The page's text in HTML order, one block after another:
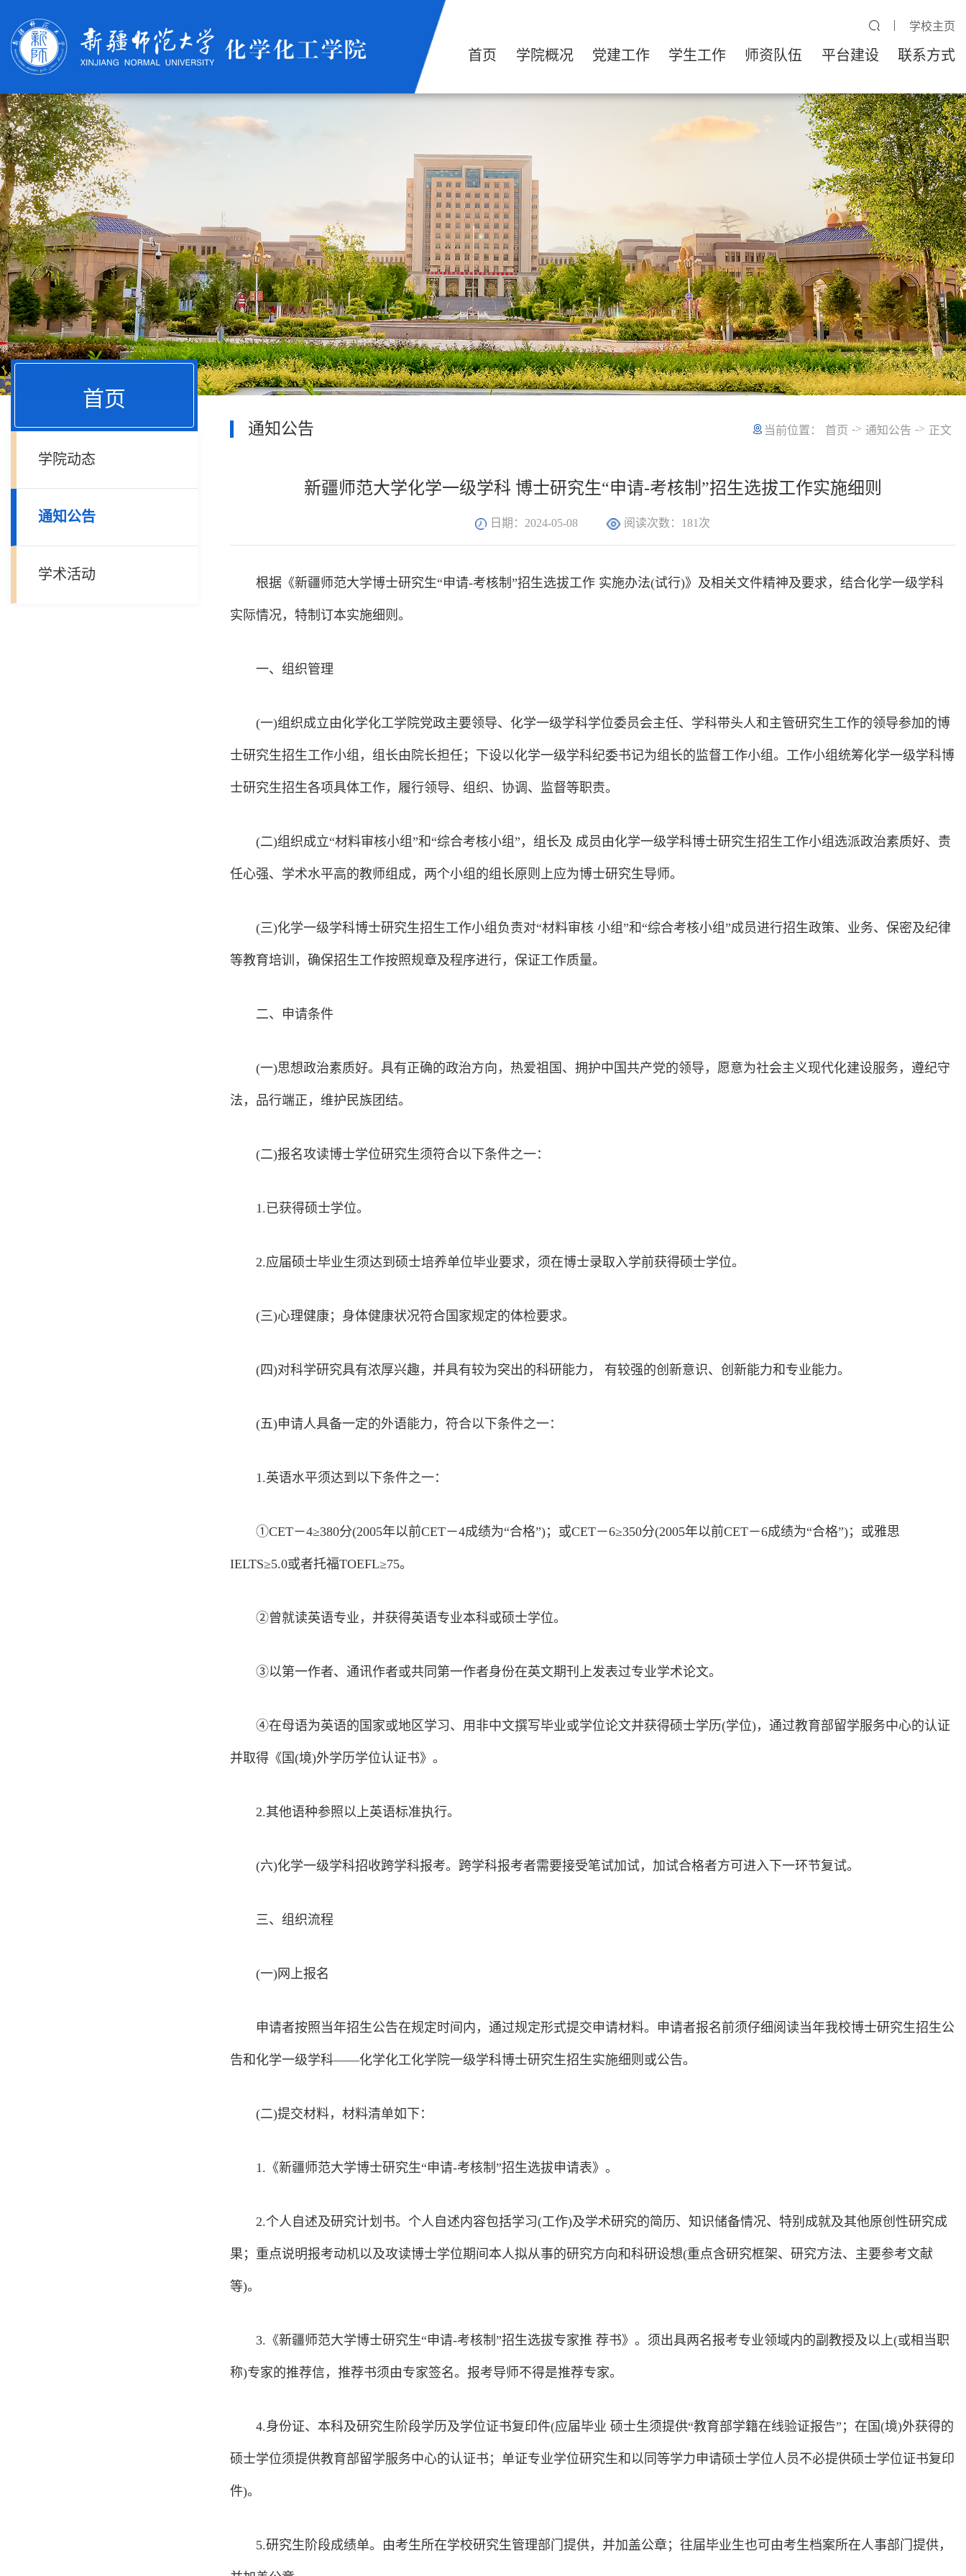
学校主页
首页 学院概况 党建工作 学生工作 师资队伍 平台建设 联系方式
首页
学院动态
通知公告
学术活动
通知公告 当前位置： 首页 -> 通知公告 -> 正文
新疆师范大学化学一级学科 博士研究生“申请-考核制”招生选拔工作实施细则
日期：2024-05-08 阅读次数： 181 次
根据《新疆师范大学博士研究生“申请-考核制”招生选拔工作 实施办法(试行)》及相关文件精神及要求，结合化学一级学科
实际情况，特制订本实施细则。
一、组织管理
(一)组织成立由化学化工学院党政主要领导、化学一级学科学位委员会主任、学科带头人和主管研究生工作的领导参加的博
士研究生招生工作小组，组长由院长担任；下设以化学一级学科纪委书记为组长的监督工作小组。工作小组统筹化学一级学科博
士研究生招生各项具体工作，履行领导、组织、协调、监督等职责。
(二)组织成立“材料审核小组”和“综合考核小组”，组长及 成员由化学一级学科博士研究生招生工作小组选派政治素质好、责
任心强、学术水平高的教师组成，两个小组的组长原则上应为博士研究生导师。
(三)化学一级学科博士研究生招生工作小组负责对“材料审核 小组”和“综合考核小组”成员进行招生政策、业务、保密及纪律
等教育培训，确保招生工作按照规章及程序进行，保证工作质量。
二、申请条件
(一)思想政治素质好。具有正确的政治方向，热爱祖国、拥护中国共产党的领导，愿意为社会主义现代化建设服务，遵纪守
法，品行端正，维护民族团结。
(二)报名攻读博士学位研究生须符合以下条件之一：
1.已获得硕士学位。
2.应届硕士毕业生须达到硕士培养单位毕业要求，须在博士录取入学前获得硕士学位。
(三)心理健康；身体健康状况符合国家规定的体检要求。
(四)对科学研究具有浓厚兴趣，并具有较为突出的科研能力， 有较强的创新意识、创新能力和专业能力。
(五)申请人具备一定的外语能力，符合以下条件之一：
1.英语水平须达到以下条件之一：
①CET－4≥380分(2005年以前CET－4成绩为“合格”)；或CET－6≥350分(2005年以前CET－6成绩为“合格”)；或雅思
IELTS≥5.0或者托福TOEFL≥75。
②曾就读英语专业，并获得英语专业本科或硕士学位。
③以第一作者、通讯作者或共同第一作者身份在英文期刊上发表过专业学术论文。
④在母语为英语的国家或地区学习、用非中文撰写毕业或学位论文并获得硕士学历(学位)，通过教育部留学服务中心的认证
并取得《国(境)外学历学位认证书》。
2.其他语种参照以上英语标准执行。
(六)化学一级学科招收跨学科报考。跨学科报考者需要接受笔试加试，加试合格者方可进入下一环节复试。
三、组织流程
(一)网上报名
申请者按照当年招生公告在规定时间内，通过规定形式提交申请材料。申请者报名前须仔细阅读当年我校博士研究生招生公
告和化学一级学科——化学化工化学院一级学科博士研究生招生实施细则或公告。
(二)提交材料，材料清单如下：
1.《新疆师范大学博士研究生“申请-考核制”招生选拔申请表》。
2.个人自述及研究计划书。个人自述内容包括学习(工作)及学术研究的简历、知识储备情况、特别成就及其他原创性研究成
果；重点说明报考动机以及攻读博士学位期间本人拟从事的研究方向和科研设想(重点含研究框架、研究方法、主要参考文献
等)。
3.《新疆师范大学博士研究生“申请-考核制”招生选拔专家推 荐书》。须出具两名报考专业领域内的副教授及以上(或相当职
称)专家的推荐信，推荐书须由专家签名。报考导师不得是推荐专家。
4.身份证、本科及研究生阶段学历及学位证书复印件(应届毕业 硕士生须提供“教育部学籍在线验证报告”；在国(境)外获得的
硕士学位须提供教育部留学服务中心的认证书；单证专业学位研究生和以同等学力申请硕士学位人员不必提供硕士学位证书复印
件)。
5.研究生阶段成绩单。由考生所在学校研究生管理部门提供，并加盖公章；往届毕业生也可由考生档案所在人事部门提供，